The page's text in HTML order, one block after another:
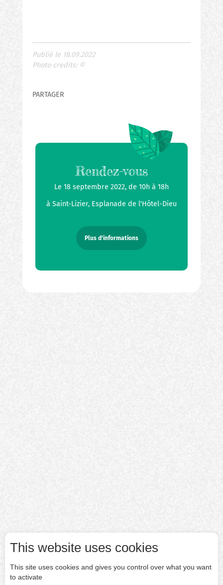
Publié le 18.09.2022
Photo credits: ©
PARTAGER
Rendez-vous
Le 18 septembre 2022, de 10h à 18h
à Saint-Lizier, Esplanade de l'Hôtel-Dieu
Plus d'informations
This website uses cookies
This site uses cookies and gives you control over what you want
to activate